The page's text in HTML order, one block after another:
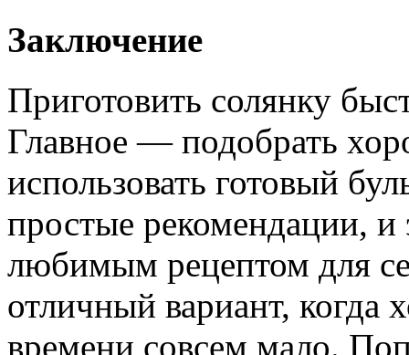
Заключение
Приготовить солянку
Главное — подобрать
использовать готовый
простые рекомендации,
любимым рецептом для
отличный вариант, когда
времени совсем мало.